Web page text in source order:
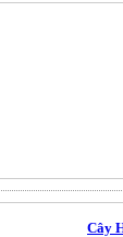
Cây